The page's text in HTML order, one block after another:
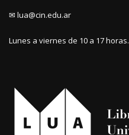
✉ lua@cin.edu.ar
Lunes a viernes de 10 a 17 horas.